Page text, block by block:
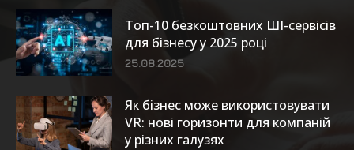
Топ-10 безкоштовних ШІ-сервісів
для бізнесу у 2025 році
25.08.2025
Як бізнес може використовувати
VR: нові горизонти для компаній
у різних галузях